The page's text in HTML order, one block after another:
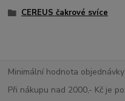
CEREUS čakrové svíce
Minimální hodnota
Při nákupu nad 2000,- Kč je